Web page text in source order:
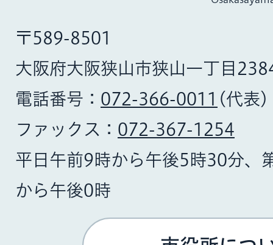
〒589-8501
大阪府大阪狭山市狭山一丁目
電話番号： 072-366-0011 (代表)
ファックス： 072-367-1254
平日午前9時から午後5時30分、
から午後0時